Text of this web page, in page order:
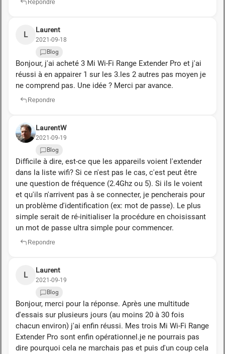
Repondre
L
Laurent
2021-09-18
Blog
Bonjour, j'ai acheté 3 Mi Wi-Fi Range Extender Pro et j'ai
réussi à en appairer 1 sur les 3.les 2 autres pas moyen je
ne comprend pas. Une idée ? Merci par avance.
Repondre
LaurentW
2021-09-19
Blog
Difficile à dire, est-ce que les appareils voient l'extender
dans la liste wifi? Si ce n'est pas le cas, c'est peut être
une question de fréquence (2.4Ghz ou 5). Si ils le voient
et qu'ils n'arrivent pas à se connecter, je pencherais pour
un problème d'identification (ex: mot de passe). Le plus
simple serait de ré-initialiser la procédure en choisissant
un mot de passe ultra simple pour commencer.
Repondre
L
Laurent
2021-09-19
Blog
Bonjour, merci pour la réponse. Après une multitude
d'essais sur plusieurs jours (au moins 20 à 30 fois
chacun environ) j'ai enfin réussi. Mes trois Mi Wi-Fi Range
Extender Pro sont enfin opérationnel.je ne pourrais pas
dire pourquoi cela ne marchais pas et puis d'un coup cela